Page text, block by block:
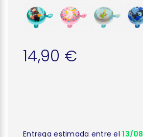
14,90 €
Entrega estimada entre el13/08